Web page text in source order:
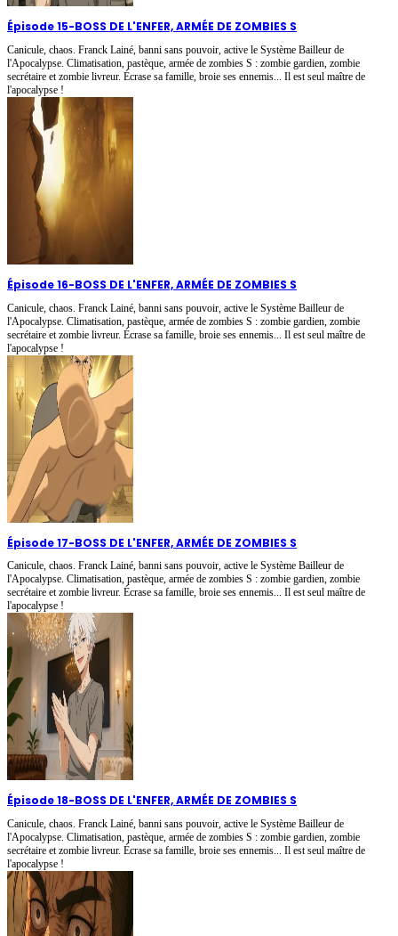
Épisode 15-BOSS DE L'ENFER, ARMÉE DE ZOMBIES S
Canicule, chaos. Franck Lainé, banni sans pouvoir, active le Système Bailleur de
l'Apocalypse. Climatisation, pastèque, armée de zombies S : zombie gardien, zombie
secrétaire et zombie livreur. Écrase sa famille, broie ses ennemis... Il est seul maître de
l'apocalypse !
Épisode 16-BOSS DE L'ENFER, ARMÉE DE ZOMBIES S
Canicule, chaos. Franck Lainé, banni sans pouvoir, active le Système Bailleur de
l'Apocalypse. Climatisation, pastèque, armée de zombies S : zombie gardien, zombie
secrétaire et zombie livreur. Écrase sa famille, broie ses ennemis... Il est seul maître de
l'apocalypse !
Épisode 17-BOSS DE L'ENFER, ARMÉE DE ZOMBIES S
Canicule, chaos. Franck Lainé, banni sans pouvoir, active le Système Bailleur de
l'Apocalypse. Climatisation, pastèque, armée de zombies S : zombie gardien, zombie
secrétaire et zombie livreur. Écrase sa famille, broie ses ennemis... Il est seul maître de
l'apocalypse !
Épisode 18-BOSS DE L'ENFER, ARMÉE DE ZOMBIES S
Canicule, chaos. Franck Lainé, banni sans pouvoir, active le Système Bailleur de
l'Apocalypse. Climatisation, pastèque, armée de zombies S : zombie gardien, zombie
secrétaire et zombie livreur. Écrase sa famille, broie ses ennemis... Il est seul maître de
l'apocalypse !